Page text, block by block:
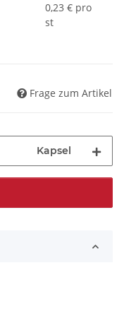
0,23 € pro
st
Frage zum Artikel
Kapsel